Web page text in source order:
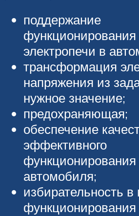
поддержание
функционирования
электропечи в
трансформация
напряжения из
нужное значение;
предохраняющая;
обеспечение
эффективного
функционирования
автомобиля;
избирательность в
функционирования